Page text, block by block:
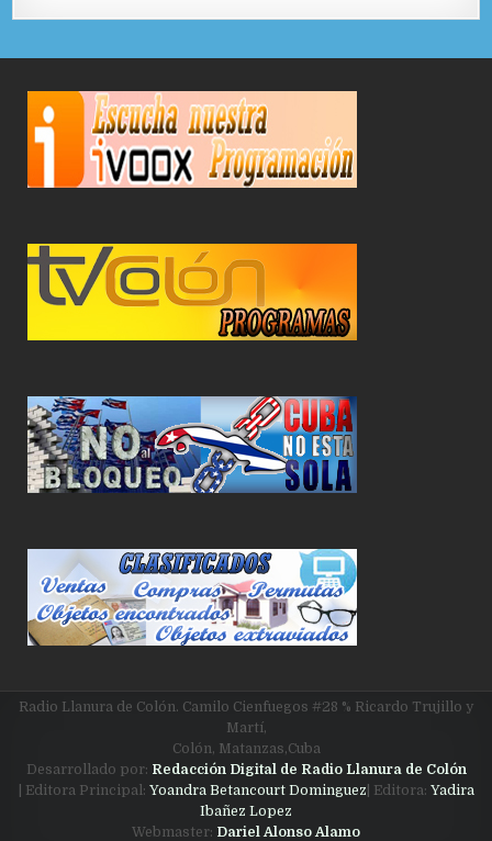
Radio Llanura de Colón. Camilo Cienfuegos #28 % Ricardo Trujillo y
Martí,
Colón, Matanzas,Cuba
Desarrollado por: Redacción Digital de Radio Llanura de Colón
| Editora Principal: Yoandra Betancourt Dominguez | Editora: Yadira
Ibañez Lopez
Webmaster: Dariel Alonso Alamo